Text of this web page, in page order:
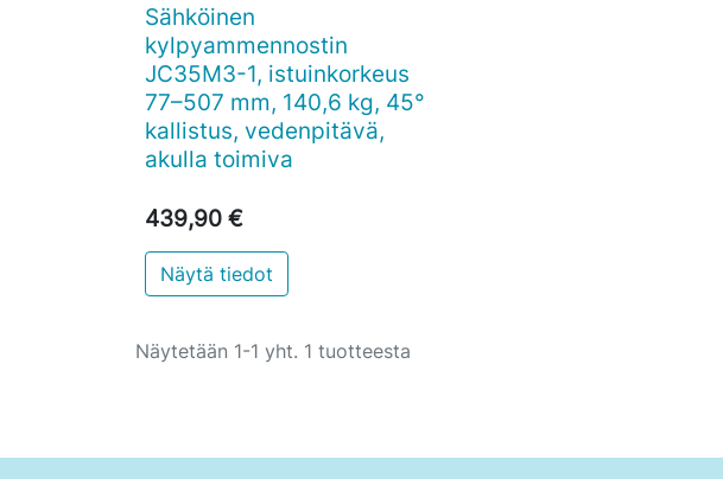
 Pikakatselu
Sähköinen
kylpyammennostin
JC35M3-1, istuinkorkeus
77–507 mm, 140,6 kg, 45°
kallistus, vedenpitävä,
akulla toimiva
439,90 €
Näytä tiedot
Näytetään 1-1 yht. 1 tuotteesta